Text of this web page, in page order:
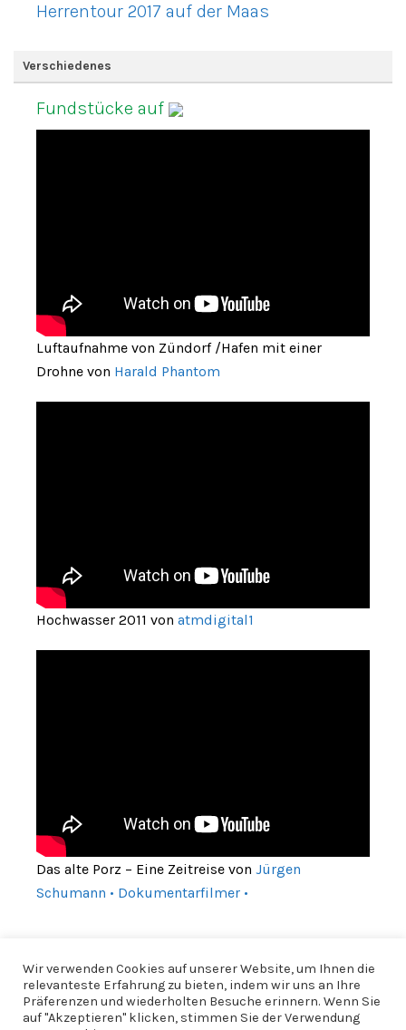
Herrentour 2017 auf der Maas
Verschiedenes
Fundstücke auf
Luftaufnahme von Zündorf /Hafen mit einer
Drohne von Harald Phantom
Hochwasser 2011 von atmdigital1
Das alte Porz – Eine Zeitreise von Jürgen
Schumann • Dokumentarfilmer •
Wir verwenden Cookies auf unserer Website, um Ihnen die
relevanteste Erfahrung zu bieten, indem wir uns an Ihre
Präferenzen und wiederholten Besuche erinnern. Wenn Sie
auf "Akzeptieren" klicken, stimmen Sie der Verwendung